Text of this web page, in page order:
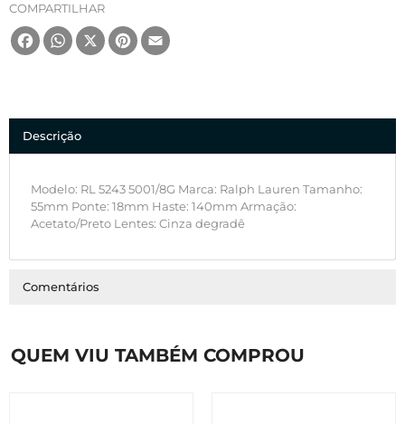
COMPARTILHAR
FacebookWhatsApp
X Pinterest
Descrição
Modelo: RL 5243 5001/8G Marca: Ralph Lauren Tamanho:
55mm Ponte: 18mm Haste: 140mm Armação:
Acetato/Preto Lentes: Cinza degradê
Comentários
QUEM VIU TAMBÉM COMPROU